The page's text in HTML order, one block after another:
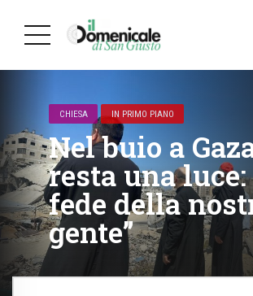
CHIESA IN PRIMO PIANO
Nel buio a
resta una luce:
fede della
gente”